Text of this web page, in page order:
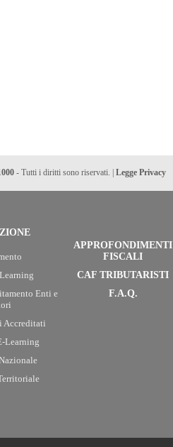
- Tutti i diritti sono riservati. | Legge Privacy
Enti e
Accreditati
Learning
APPROFONDIMENTI
FISCALI
CAF TRIBUTARISTI
F.A.Q.